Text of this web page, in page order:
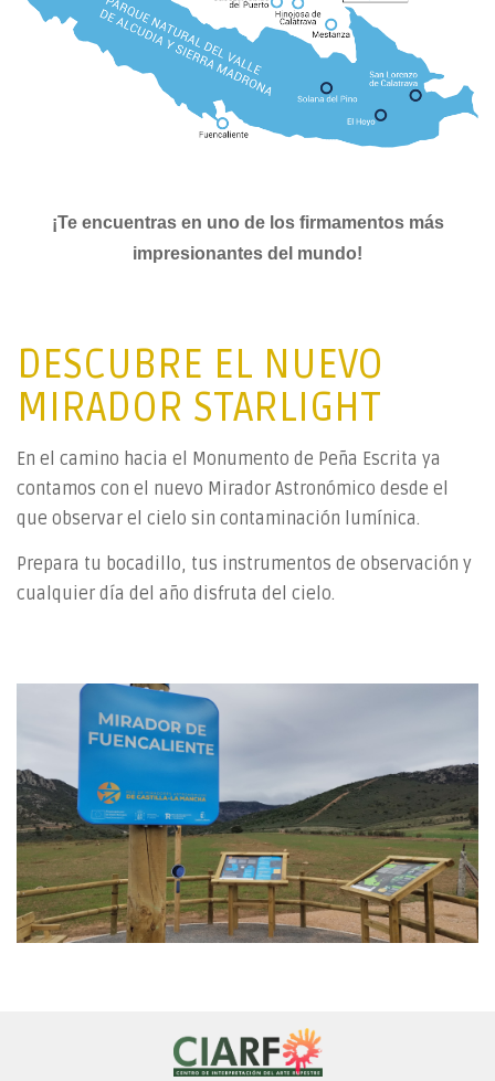
¡Te encuentras en uno de los firmamentos más
impresionantes del mundo!
DESCUBRE EL NUEVO
MIRADOR STARLIGHT
En el camino hacia el Monumento de Peña Escrita ya
contamos con el nuevo Mirador Astronómico desde el
que observar el cielo sin contaminación lumínica.
Prepara tu bocadillo, tus instrumentos de observación y
cualquier día del año disfruta del cielo.